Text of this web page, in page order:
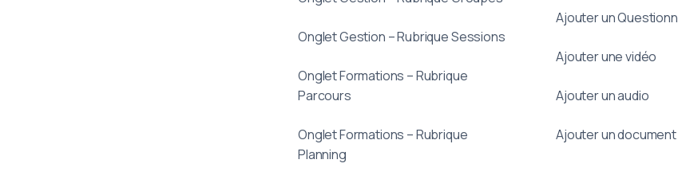
Onglet Gestion – Rubrique Sessions
Onglet Formations – Rubrique
Parcours
Onglet Formations – Rubrique
Planning
Ajouter un
Ajouter une vidéo
Ajouter un audio
Ajouter un document